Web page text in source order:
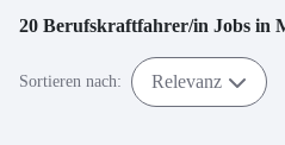
20 Berufskraftfahrer/in Jobs in
Sortieren nach: Relevanz